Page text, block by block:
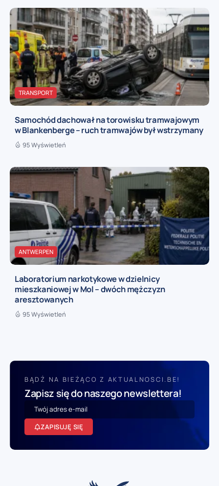
TRANSPORT
Samochód dachował na torowisku tramwajowym
w Blankenberge – ruch tramwajów był wstrzymany
95 Wyświetleń
ANTWERPEN
Laboratorium narkotykowe w dzielnicy
mieszkaniowej w Mol – dwóch mężczyzn
aresztowanych
95 Wyświetleń
BĄDŹ NA BIEŻĄCO Z AKTUALNOSCI.BE!
Zapisz się do naszego newslettera!
ZAPISUJĘ SIĘ